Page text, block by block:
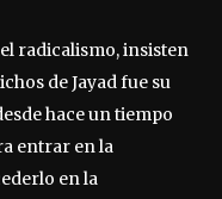
radicalismo, insisten
de Jayad fue su
hace un tiempo
entrar en la
en la